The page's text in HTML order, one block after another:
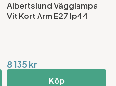
Albertslund Vägglampa
Vit Kort Arm E27 Ip44
8 135 kr
Köp